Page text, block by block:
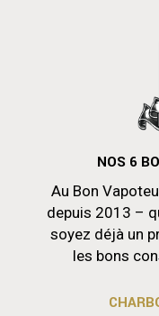
NOS 6
Au Bon
depuis 2013 –
soyez déjà un
les bons